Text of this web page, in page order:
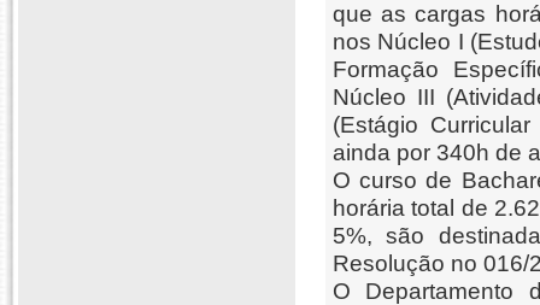
que as cargas
nos Núcleo I
Formação
Núcleo III
(Estágio
ainda por 340h de
O curso de
horária total de
5%, são
Resolução no 016/
O Departamento